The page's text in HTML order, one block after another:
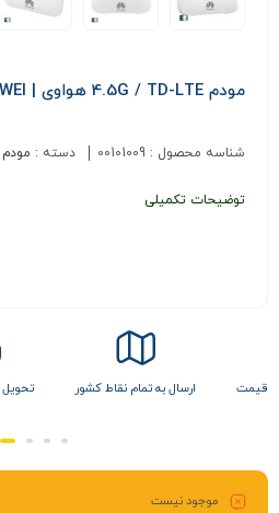
مودم 4.5G / TD-LTE هواوی | HUAWEI مدل B-622
شناسه محصول : 00101009 دسته :
توضیحات تکمیلی
قیمت ارسال به تمام نقاط کشور تحویل
موجود نیست